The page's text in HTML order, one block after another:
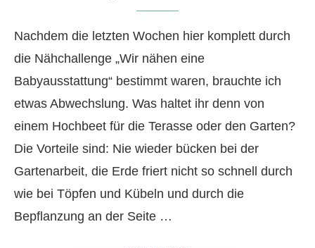
Nachdem die letzten Wochen hier komplett durch
die Nähchallenge „Wir nähen eine
Babyausstattung“ bestimmt waren, brauchte ich
etwas Abwechslung. Was haltet ihr denn von
einem Hochbeet für die Terasse oder den Garten?
Die Vorteile sind: Nie wieder bücken bei der
Gartenarbeit, die Erde friert nicht so schnell durch
wie bei Töpfen und Kübeln und durch die
Bepflanzung an der Seite …